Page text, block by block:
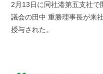
2月13日に同社港第五支社で
議会の田中 重勝理事長が来
授与された。